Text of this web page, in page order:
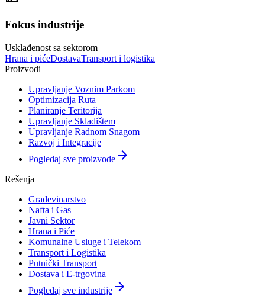
Fokus industrije
Usklađenost sa sektorom
Hrana i pićeDostavaTransport i logistika
Proizvodi
Upravljanje Voznim Parkom
Optimizacija Ruta
Planiranje Teritorija
Upravljanje Skladištem
Upravljanje Radnom Snagom
Razvoj i Integracije
Pogledaj sve proizvode arrow_forward
Rešenja
Građevinarstvo
Nafta i Gas
Javni Sektor
Hrana i Piće
Komunalne Usluge i Telekom
Transport i Logistika
Putnički Transport
Dostava i E-trgovina
Pogledaj sve industrije arrow_forward